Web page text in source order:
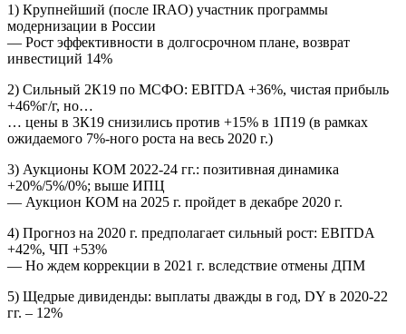
1) Крупнейший (после IRAO) участник программы
модернизации в России
— Рост эффективности в долгосрочном плане, возврат
инвестиций 14%
2) Сильный 2К19 по МСФО: EBITDA +36%, чистая прибыль
+46%г/г, но…
… цены в 3К19 снизились против +15% в 1П19 (в рамках
ожидаемого 7%-ного роста на весь 2020 г.)
3) Аукционы КОМ 2022-24 гг.: позитивная динамика
+20%/5%/0%; выше ИПЦ
— Аукцион КОМ на 2025 г. пройдет в декабре 2020 г.
4) Прогноз на 2020 г. предполагает сильный рост: EBITDA
+42%, ЧП +53%
— Но ждем коррекции в 2021 г. вследствие отмены ДПМ
5) Щедрые дивиденды: выплаты дважды в год, DY в 2020-22
гг. – 12%